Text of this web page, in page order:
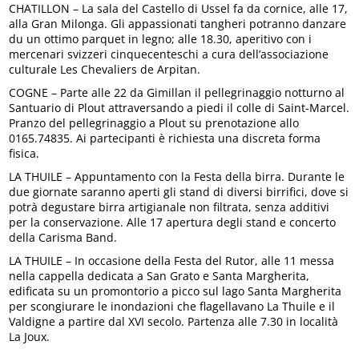
CHATILLON – La sala del Castello di Ussel fa da cornice, alle 17,
alla Gran Milonga. Gli appassionati tangheri potranno danzare
du un ottimo parquet in legno; alle 18.30, aperitivo con i
mercenari svizzeri cinquecenteschi a cura dell’associazione
culturale Les Chevaliers de Arpitan.
COGNE – Parte alle 22 da Gimillan il pellegrinaggio notturno al
Santuario di Plout attraversando a piedi il colle di Saint-Marcel.
Pranzo del pellegrinaggio a Plout su prenotazione allo
0165.74835. Ai partecipanti è richiesta una discreta forma
fisica.
LA THUILE – Appuntamento con la Festa della birra. Durante le
due giornate saranno aperti gli stand di diversi birrifici, dove si
potrà degustare birra artigianale non filtrata, senza additivi
per la conservazione. Alle 17 apertura degli stand e concerto
della Carisma Band.
LA THUILE – In occasione della Festa del Rutor, alle 11 messa
nella cappella dedicata a San Grato e Santa Margherita,
edificata su un promontorio a picco sul lago Santa Margherita
per scongiurare le inondazioni che flagellavano La Thuile e il
Valdigne a partire dal XVI secolo. Partenza alle 7.30 in località
La Joux.